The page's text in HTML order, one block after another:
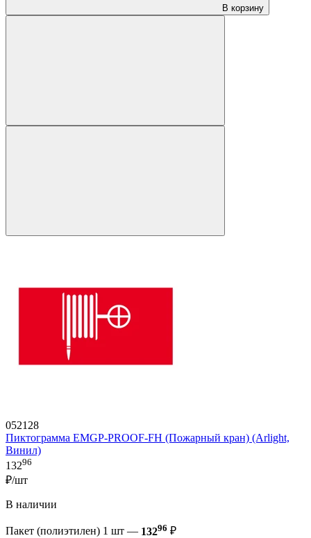
В корзину
052128
Пиктограмма EMGP-PROOF-FH (Пожарный кран) (Arlight,
Винил)
13296
₽/шт
В наличии
Пакет (полиэтилен) 1 шт — 13296 ₽